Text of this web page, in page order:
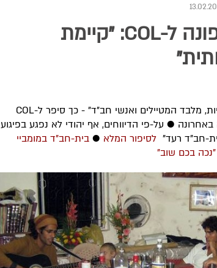
'תמים' שחזר מפונה ל-COL: "קיימת
"יש בפונה 15 משפחות ישראליות, מלבד המטיילים ואנשי חב"ד" - כך סיפר ל-COL
● על-פי הדיווחים, אף יהודי לא נפגע בפיגוע
חב"ד רעד"לסיפור המלא ●בית-חב"ד במומביי
בכם שוב"